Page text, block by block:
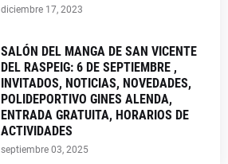
diciembre 17, 2023
SALÓN DEL MANGA DE SAN VICENTE
DEL RASPEIG: 6 DE SEPTIEMBRE ,
INVITADOS, NOTICIAS, NOVEDADES,
POLIDEPORTIVO GINES ALENDA,
ENTRADA GRATUITA, HORARIOS DE
ACTIVIDADES
septiembre 03, 2025